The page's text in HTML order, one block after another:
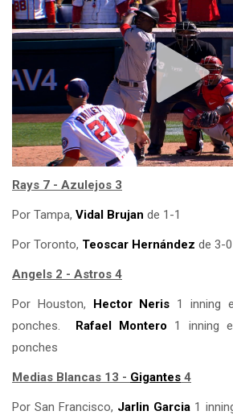
Rays 7 - Azulejos 3
Por Tampa, Vidal Brujan de 1-1
Por Toronto, Teoscar Hernández de 3-
Angels 2 - Astros 4
Por Houston, Hector Neris 1 inning
ponches. Rafael Montero 1 inning
ponches
Medias Blancas 13 - Gigantes 4
Por San Francisco, Jarlin Garcia 1